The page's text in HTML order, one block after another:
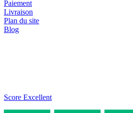
Paiement
Livraison
Plan du site
Blog
Score Excellent